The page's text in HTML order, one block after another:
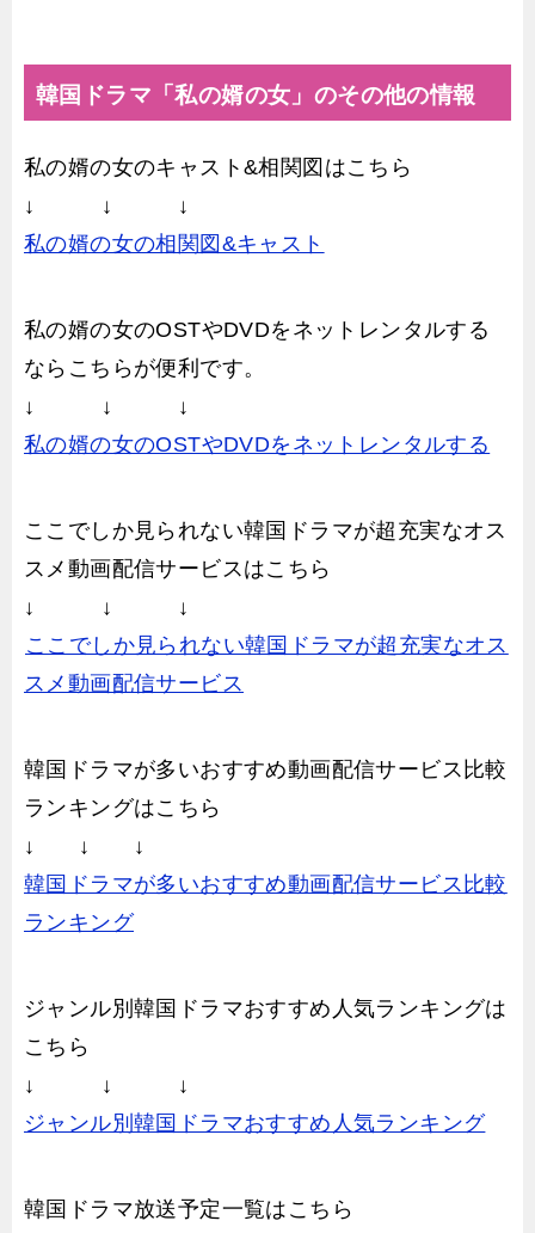
韓国ドラマ「私の婿の女」のその他の情報
私の婿の女のキャスト&相関図はこちら
↓ ↓ ↓
私の婿の女の相関図&キャスト
私の婿の女のOSTやDVDをネットレンタルする
ならこちらが便利です。
↓ ↓ ↓
私の婿の女のOSTやDVDをネットレンタルする
ここでしか見られない韓国ドラマが超充実なオス
スメ動画配信サービスはこちら
↓ ↓ ↓
ここでしか見られない韓国ドラマが超充実なオス
スメ動画配信サービス
韓国ドラマが多いおすすめ動画配信サービス比較
ランキングはこちら
↓ ↓ ↓
韓国ドラマが多いおすすめ動画配信サービス比較
ランキング
ジャンル別韓国ドラマおすすめ人気ランキングは
こちら
↓ ↓ ↓
ジャンル別韓国ドラマおすすめ人気ランキング
韓国ドラマ放送予定一覧はこちら